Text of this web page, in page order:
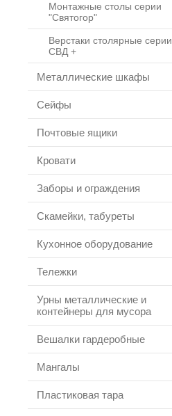
Монтажные столы серии
"Святогор"
Верстаки столярные серии
СВД +
Металлические шкафы
Сейфы
Почтовые ящики
Кровати
Заборы и ограждения
Скамейки, табуреты
Кухонное оборудование
Тележки
Урны металлические и
контейнеры для мусора
Вешалки гардеробные
Мангалы
Пластиковая тара